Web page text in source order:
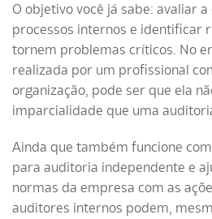
O objetivo você já sabe: avaliar
processos internos e identificar
tornem problemas críticos. No
realizada por um profissional
organização, pode ser que ela
imparcialidade que uma
Ainda que também funcione
para auditoria independente e
normas da empresa com as
auditores internos podem,